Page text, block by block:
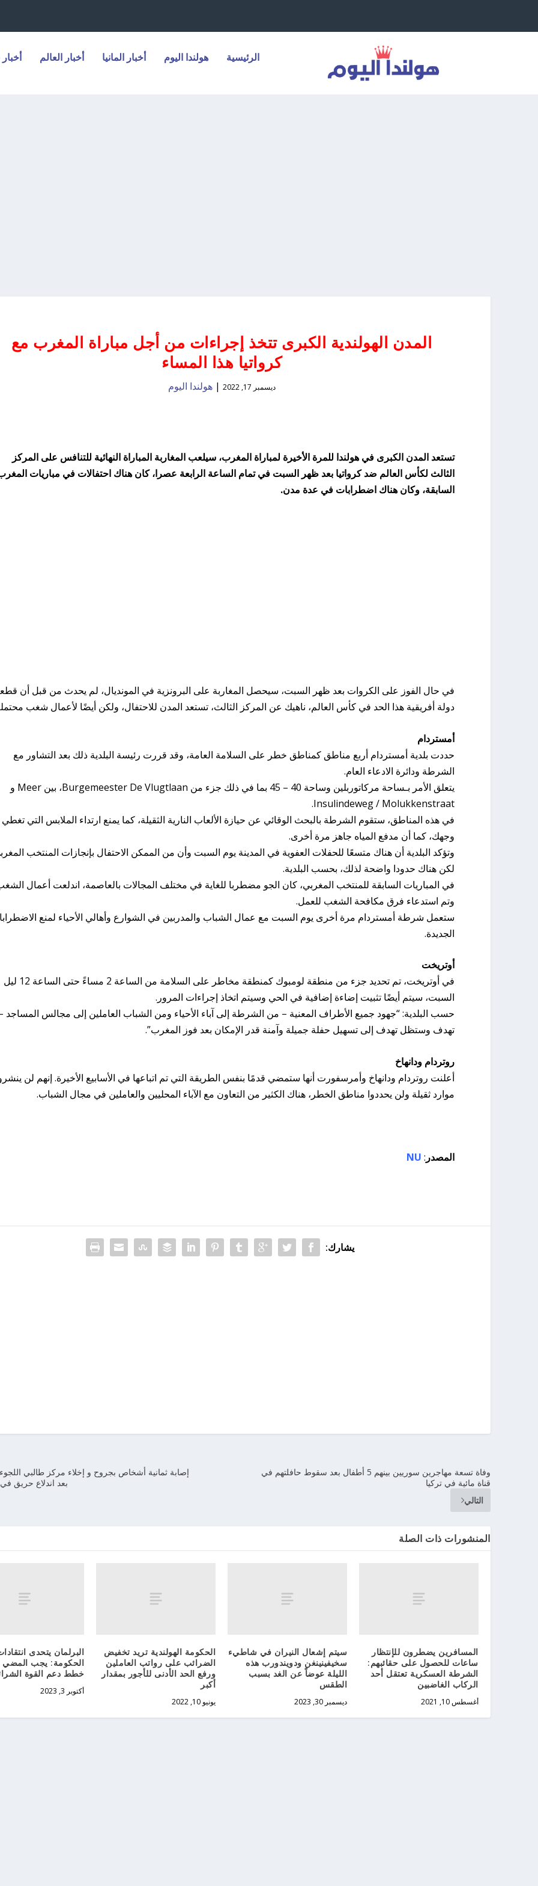
الرئيسية هولندا اليوم أخبار المانيا أخبار العالم
المدن الهولندية الكبرى تتخذ إجراءات من أجل مباراة المغرب مع
كرواتيا هذا المساء
ديسمبر 17, 2022 |هولندا اليوم
تستعد المدن الكبرى في هولندا للمرة الأخيرة لمباراة المغرب، سيلعب المغاربة المباراة النهائية للتنافس على المركز
الثالث لكأس العالم ضد كرواتيا بعد ظهر السبت في تمام الساعة الرابعة عصرا، كان هناك احتفالات في مباريات
السابقة، وكان هناك اضطرابات في عدة مدن.
في حال الفوز على الكروات بعد ظهر السبت، سيحصل المغاربة على البرونزية في المونديال، لم يحدث من قبل أن
دولة أفريقية هذا الحد في كأس العالم، ناهيك عن المركز الثالث، تستعد المدن للاحتفال، ولكن أيضًا لأعمال شغب
أمستردام
حددت بلدية أمستردام أربع مناطق كمناطق خطر على السلامة العامة، وقد قررت رئيسة البلدية ذلك بعد التشاور مع
الشرطة ودائرة الادعاء العام.
يتعلق الأمر بـساحة مركاتوربلين وساحة 40 – 45 بما في ذلك جزء من Burgemeester De Vlugtlaan، بين Meer و
Insulindeweg / Molukkenstraat.
في هذه المناطق، ستقوم الشرطة بالبحث الوقائي عن حيازة الألعاب النارية الثقيلة، كما يمنع ارتداء الملابس التي تغطي
وجهك، كما أن مدفع المياه جاهز مرة أخرى.
وتؤكد البلدية أن هناك متسعًا للحفلات العفوية في المدينة يوم السبت وأن من الممكن الاحتفال بإنجازات المنتخب
لكن هناك حدودا واضحة لذلك، بحسب البلدية.
في المباريات السابقة للمنتخب المغربي، كان الجو مضطربا للغاية في مختلف المجالات بالعاصمة، اندلعت أعمال
وتم استدعاء فرق مكافحة الشغب للعمل.
ستعمل شرطة أمستردام مرة أخرى يوم السبت مع عمال الشباب والمدربين في الشوارع وأهالي الأحياء لمنع
الجديدة.
أوتريخت
في أوتريخت، تم تحديد جزء من منطقة لومبوك كمنطقة مخاطر على السلامة من الساعة 2 مساءً حتى الساعة 12 ليل
السبت، سيتم أيضًا تثبيت إضاءة إضافية في الحي وسيتم اتخاذ إجراءات المرور.
حسب البلدية: “جهود جميع الأطراف المعنية – من الشرطة إلى آباء الأحياء ومن الشباب العاملين إلى مجالس المساجد
تهدف وستظل تهدف إلى تسهيل حفلة جميلة وآمنة قدر الإمكان بعد فوز المغرب”.
روتردام ودانهاخ
أعلنت روتردام ودانهاخ وأمرسفورت أنها ستمضي قدمًا بنفس الطريقة التي تم اتباعها في الأسابيع الأخيرة. إنهم لن
موارد ثقيلة ولن يحددوا مناطق الخطر، هناك الكثير من التعاون مع الآباء المحليين والعاملين في مجال الشباب.
المصدر :
NU
يشارك:
إصابة ثمانية أشخاص بجروح و إخلاء مركز طالبي
بعد اندلاع حريق في
وفاة تسعة مهاجرين سوريين بينهم 5 أطفال بعد سقوط حافلتهم في
قناة مائية في تركيا
التالي
المنشورات ذات الصلة
المسافرين يضطرون للإنتظار
ساعات للحصول على حقائبهم:
الشرطة العسكرية تعتقل أحد
الركاب الغاضبين
أغسطس 10, 2021
سيتم إشعال النيران في شاطيء
سخيفينينغن ودويندورب هذه
الليلة عوضاً عن الغد بسبب
الطقس
ديسمبر 30, 2023
الحكومة الهولندية تريد تخفيض
الضرائب على رواتب العاملين
ورفع الحد الأدنى للأجور بمقدار
أكبر
يونيو 10, 2022
البرلمان يتحدى
الحكومة: يجب المضي
خطط دعم القوة
أكتوبر 3, 2023